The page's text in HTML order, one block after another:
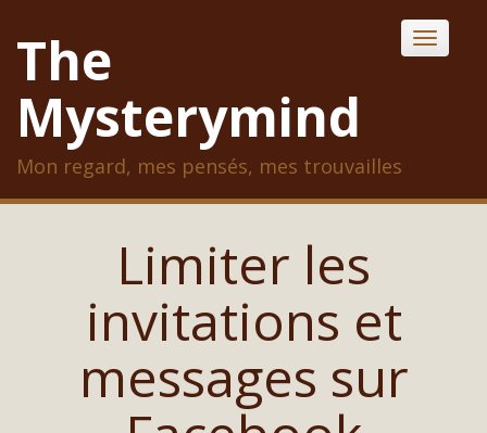
to
content
The
Mysterymind
Mon regard, mes pensés, mes trouvailles
Limiter les
invitations et
messages sur